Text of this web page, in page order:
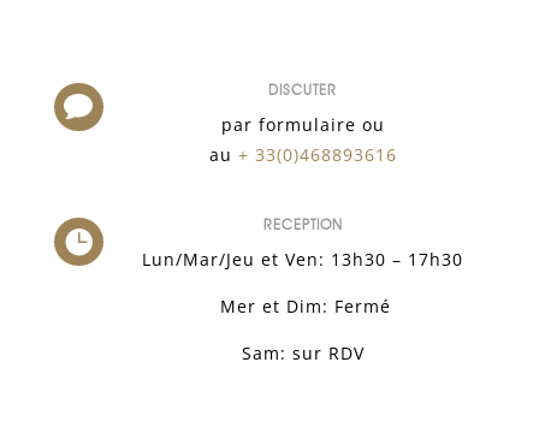

DISCUTER
par formulaire ou
au + 33(0)468893616

RECEPTION
Lun/Mar/Jeu et Ven: 13h30 – 17h30
Mer et Dim: Fermé
Sam: sur RDV